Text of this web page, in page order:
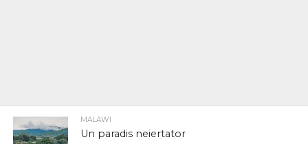
MALAWI
Un paradis neiertator